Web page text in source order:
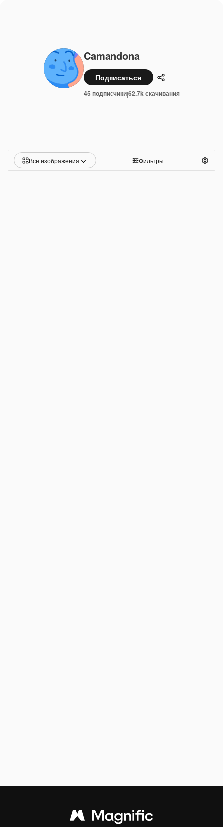
Camandona
Подписаться Поделиться
45 подписчики|62.7k скачивания
Все изображения Фильтры